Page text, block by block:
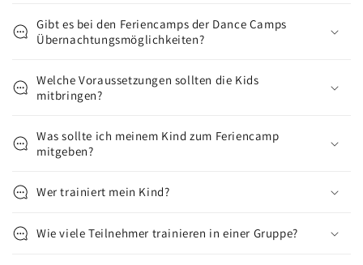
Gibt es bei den Feriencamps der Dance Camps
Übernachtungsmöglichkeiten?
Welche Voraussetzungen sollten die Kids
mitbringen?
Was sollte ich meinem Kind zum Feriencamp
mitgeben?
Wer trainiert mein Kind?
Wie viele Teilnehmer trainieren in einer Gruppe?